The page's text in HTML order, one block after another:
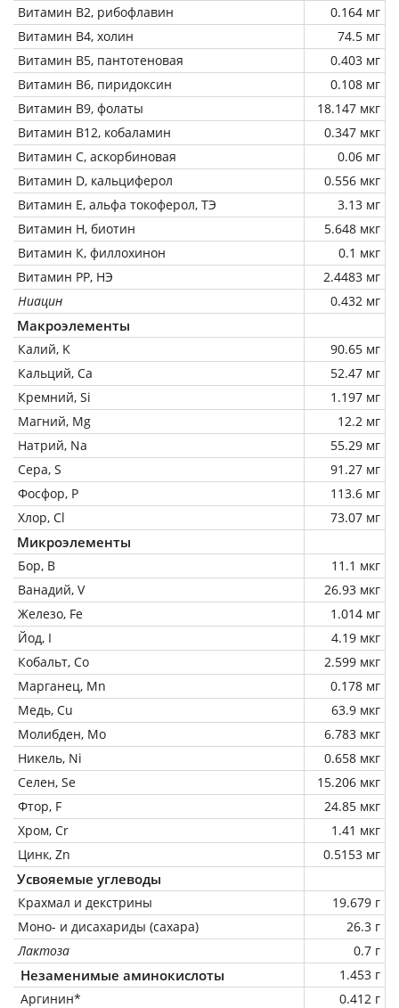
Витамин В2, рибофлавин
0.164 мг
Витамин В4, холин
74.5 мг
Витамин В5, пантотеновая
0.403 мг
Витамин В6, пиридоксин
0.108 мг
Витамин В9, фолаты
18.147 мкг
Витамин В12, кобаламин
0.347 мкг
Витамин C, аскорбиновая
0.06 мг
Витамин D, кальциферол
0.556 мкг
Витамин Е, альфа токоферол, ТЭ
3.13 мг
Витамин Н, биотин
5.648 мкг
Витамин К, филлохинон
0.1 мкг
Витамин РР, НЭ
2.4483 мг
Ниацин
0.432 мг
Макроэлементы
Калий, K
90.65 мг
Кальций, Ca
52.47 мг
Кремний, Si
1.197 мг
Магний, Mg
12.2 мг
Натрий, Na
55.29 мг
Сера, S
91.27 мг
Фосфор, P
113.6 мг
Хлор, Cl
73.07 мг
Микроэлементы
Бор, B
11.1 мкг
Ванадий, V
26.93 мкг
Железо, Fe
1.014 мг
Йод, I
4.19 мкг
Кобальт, Co
2.599 мкг
Марганец, Mn
0.178 мг
Медь, Cu
63.9 мкг
Молибден, Mo
6.783 мкг
Никель, Ni
0.658 мкг
Селен, Se
15.206 мкг
Фтор, F
24.85 мкг
Хром, Cr
1.41 мкг
Цинк, Zn
0.5153 мг
Усвояемые углеводы
Крахмал и декстрины
19.679 г
Моно- и дисахариды (сахара)
26.3 г
Лактоза
0.7 г
Незаменимые аминокислоты
1.453 г
Аргинин*
0.412 г